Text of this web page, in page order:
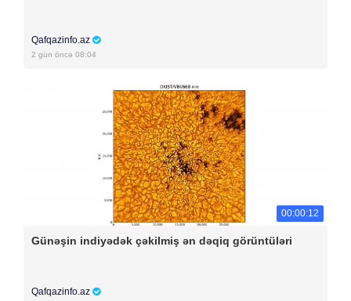
Qafqazinfo.az
2 gün öncə 08:04
00:00:12
Günəşin indiyədək çəkilmiş ən dəqiq görüntüləri
Qafqazinfo.az